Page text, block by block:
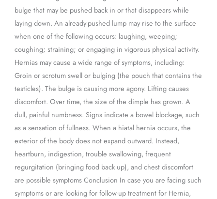
bulge that may be pushed back in or that disappears while
laying down. An already-pushed lump may rise to the surface
when one of the following occurs: laughing, weeping;
coughing; straining; or engaging in vigorous physical activity.
Hernias may cause a wide range of symptoms, including:
Groin or scrotum swell or bulging (the pouch that contains the
testicles). The bulge is causing more agony. Lifting causes
discomfort. Over time, the size of the dimple has grown. A
dull, painful numbness. Signs indicate a bowel blockage, such
as a sensation of fullness. When a hiatal hernia occurs, the
exterior of the body does not expand outward. Instead,
heartburn, indigestion, trouble swallowing, frequent
regurgitation (bringing food back up), and chest discomfort
are possible symptoms Conclusion In case you are facing such
symptoms or are looking for follow-up treatment for Hernia,